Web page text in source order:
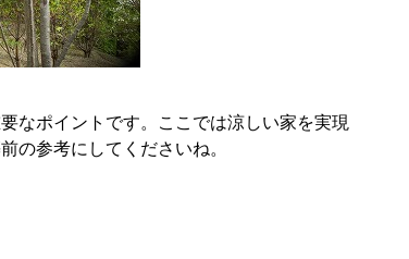
なポイントです。ここでは涼しい家を実現
の参考にしてくださいね。